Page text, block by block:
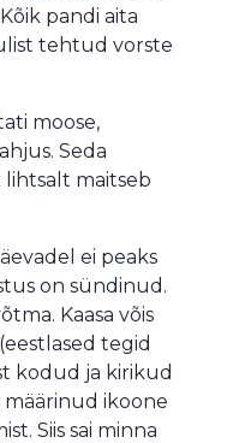
pandi aita
tehtud vorste
moose,
Seda
lihtsalt maitseb
ei peaks
on sündinud.
Kaasa võis
tegid
kodud ja kirikud
ikoone
Siis sai minna